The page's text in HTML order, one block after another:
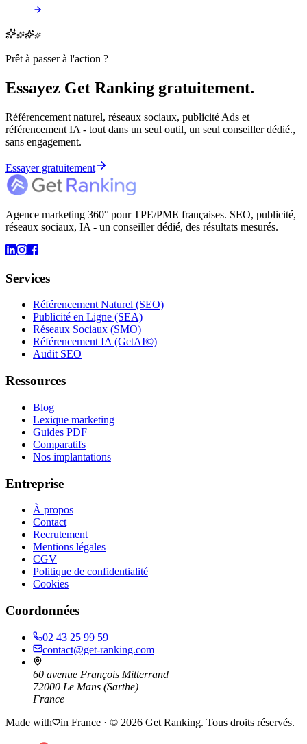
Prêt à passer à l'action ?
Essayez Get Ranking gratuitement.
Référencement naturel, réseaux sociaux, publicité Ads et
référencement IA - tout dans un seul outil, un seul conseiller dédié.,
sans engagement.
Essayer gratuitement
Agence marketing 360° pour TPE/PME françaises. SEO, publicité,
réseaux sociaux, IA - un conseiller dédié, des résultats mesurés.
Services
Référencement Naturel (SEO)
Publicité en Ligne (SEA)
Réseaux Sociaux (SMO)
Référencement IA (GetAI©)
Audit SEO
Ressources
Blog
Lexique marketing
Guides PDF
Comparatifs
Nos implantations
Entreprise
À propos
Contact
Recrutement
Mentions légales
CGV
Politique de confidentialité
Cookies
Coordonnées
02 43 25 99 59
contact@get-ranking.com
60 avenue François Mitterrand
72000 Le Mans (Sarthe)
France
Made with
in France · © 2026 Get Ranking. Tous droits réservés.